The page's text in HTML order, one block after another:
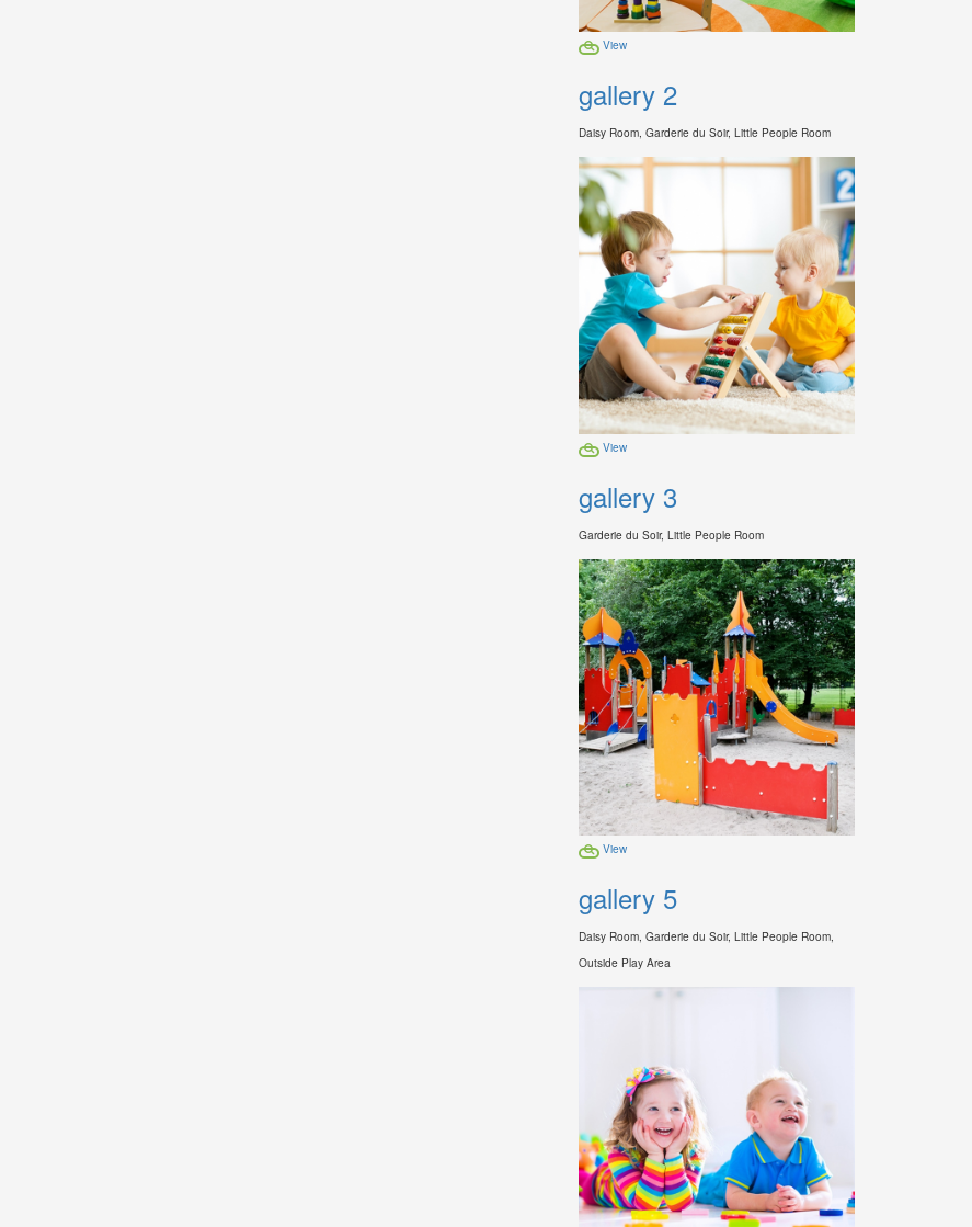
View
gallery 2
Daisy Room, Garderie du Soir, Little People Room
View
gallery 3
Garderie du Soir, Little People Room
View
gallery 5
Daisy Room, Garderie du Soir, Little People Room,
Outside Play Area